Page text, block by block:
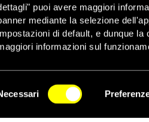
puoi avere maggiori
mediante la selezione
di default, e dunque
informazioni sul